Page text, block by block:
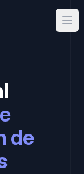
de